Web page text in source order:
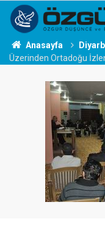
Anasayfa
Üzerinden Ortadoğu